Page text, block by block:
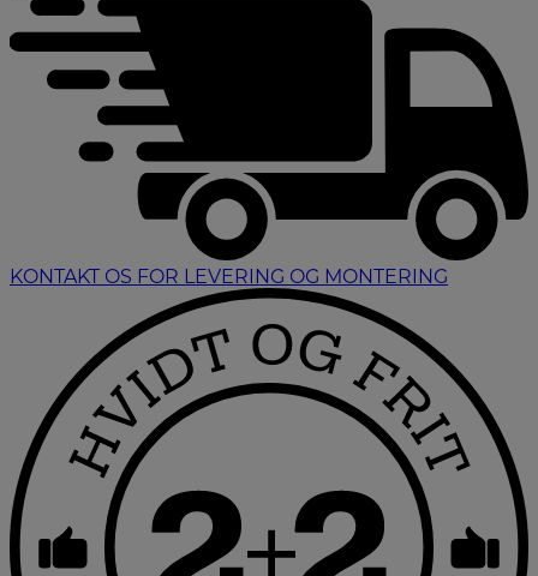
KONTAKT OS FOR LEVERING OG MONTERING